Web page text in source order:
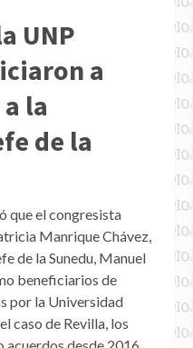
UNP
a
la
de la
que el congresista
Manrique Chávez,
de la Sunedu, Manuel
beneficiarios de
por la Universidad
caso de Revilla, los